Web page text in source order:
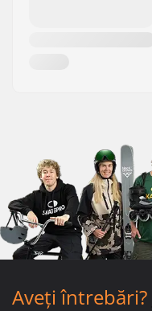
Aveți întrebări?